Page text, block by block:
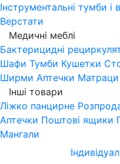
Інструментальні тумби і
Верстати
Медичні меблі
Бактерицидні
Шафи Тумби Кушетки
Ширми Аптечки Матраци
Інші товари
Ліжко панцирне
Аптечки Поштові ящики
Мангали